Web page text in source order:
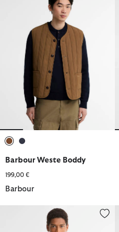
Barbour Weste Boddy
199,00 €
Barbour
Barbour Weste Lux Lowerdale